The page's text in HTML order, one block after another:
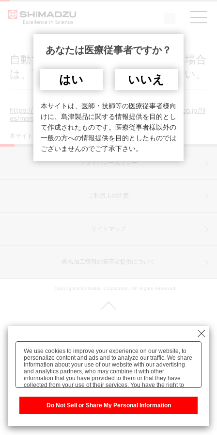
自動でログイン画面が表示されない場合
は、下記URLをクリックしてください。
https://www.med.shimadzu.co.jp/sites/med.shimadzu.co.jp/fil
es/member/s/library/SX26-002.pdf
プライバシーポリシー
ご利用上の注意
サイトマップ
匿名加工情報の第三者提供について
本サイトは医療従事者を対象としています。
あなたは医療従事者ですか？
はい いいえ
本サイトは、医師・技師等の医療従事者様向
けに、島津製品に関する情報提供を目的とし
て作成されたものです。医療従事者様以外の
一般の方への情報提供を目的としたものでは
ございませんのでご了承下さい。
We use cookies to improve your experience on our website, to
personalize content and ads and to analyze our traffic. We share
information about your use of our website with our advertising
and analytics partners, who may combine it with other
information that you have provided to them or that they have
collected from your use of their services. You have the right to
Please click [Do Not Sell or Share My Personal Information] to
customize your cookie settings on our website.Privacy Policy
Do Not Sell or Share My Personal Information